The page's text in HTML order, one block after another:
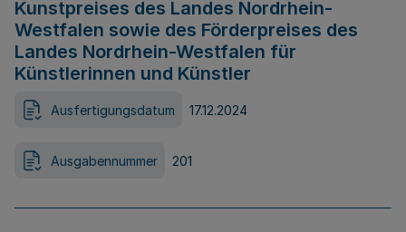
Kunstpreises des Landes Nordrhein-
Westfalen sowie des Förderpreises des
Landes Nordrhein-Westfalen für
Künstlerinnen und Künstler
Ausfertigungsdatum 17.12.2024
Ausgabennummer 201